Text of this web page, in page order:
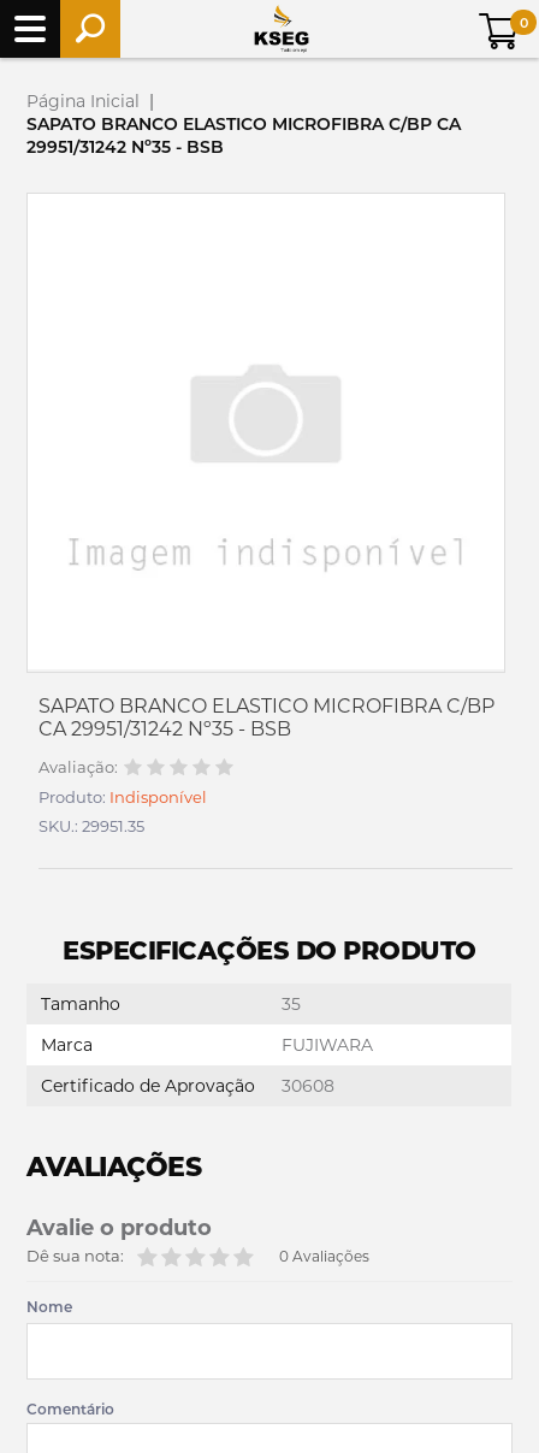
0
Página Inicial |
SAPATO BRANCO ELASTICO MICROFIBRA C/BP CA
29951/31242 Nº35 - BSB
SAPATO BRANCO ELASTICO MICROFIBRA C/BP
CA 29951/31242 Nº35 - BSB
Avaliação:
Produto: Indisponível
SKU.: 29951.35
ESPECIFICAÇÕES DO PRODUTO
Tamanho
35
Marca
FUJIWARA
Certificado de Aprovação
30608
AVALIAÇÕES
Avalie o produto
0 Avaliações
Dê sua nota:
Nome
Comentário